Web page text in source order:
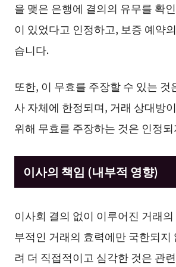
을 맺은 은행에 결의의 유무를 확
이 있었다고 인정하고, 보증 예약
습니다.
또한, 이 무효를 주장할 수 있는 것
사 자체에 한정되며, 거래 상대방
위해 무효를 주장하는 것은 인정
이사의 책임 (내부적 영향)
이사회 결의 없이 이루어진 거래
부적인 거래의 효력에만 국한되지
려 더 직접적이고 심각한 것은 관